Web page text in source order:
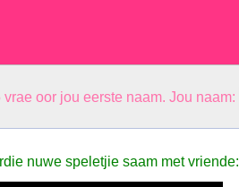
oor jou eerste naam. Jou naam:
nuwe speletjie saam met vriende: